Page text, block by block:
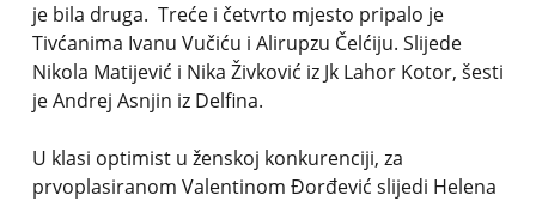
je bila druga. Treće i četvrto mjesto pripalo je
Tivćanima Ivanu Vučiću i Alirupzu Čelćiju. Slijede
Nikola Matijević i Nika Živković iz Jk Lahor Kotor, šesti
je Andrej Asnjin iz Delfina.
U klasi optimist u ženskoj konkurenciji, za
prvoplasiranom Valentinom Đorđević slijedi Helena